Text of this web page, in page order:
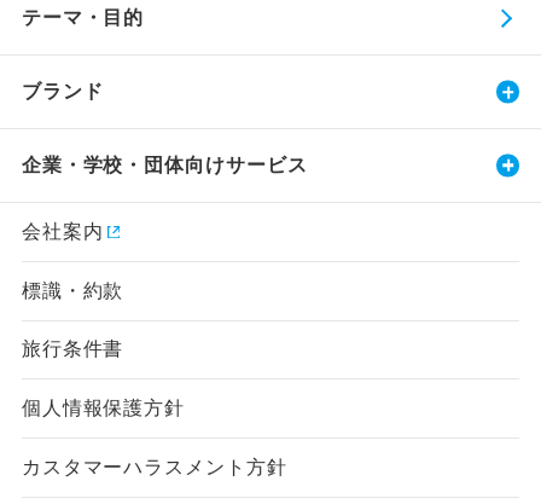
テーマ・目的
ブランド
企業・学校・団体向けサービス
会社案内
標識・約款
旅行条件書
個人情報保護方針
カスタマーハラスメント方針